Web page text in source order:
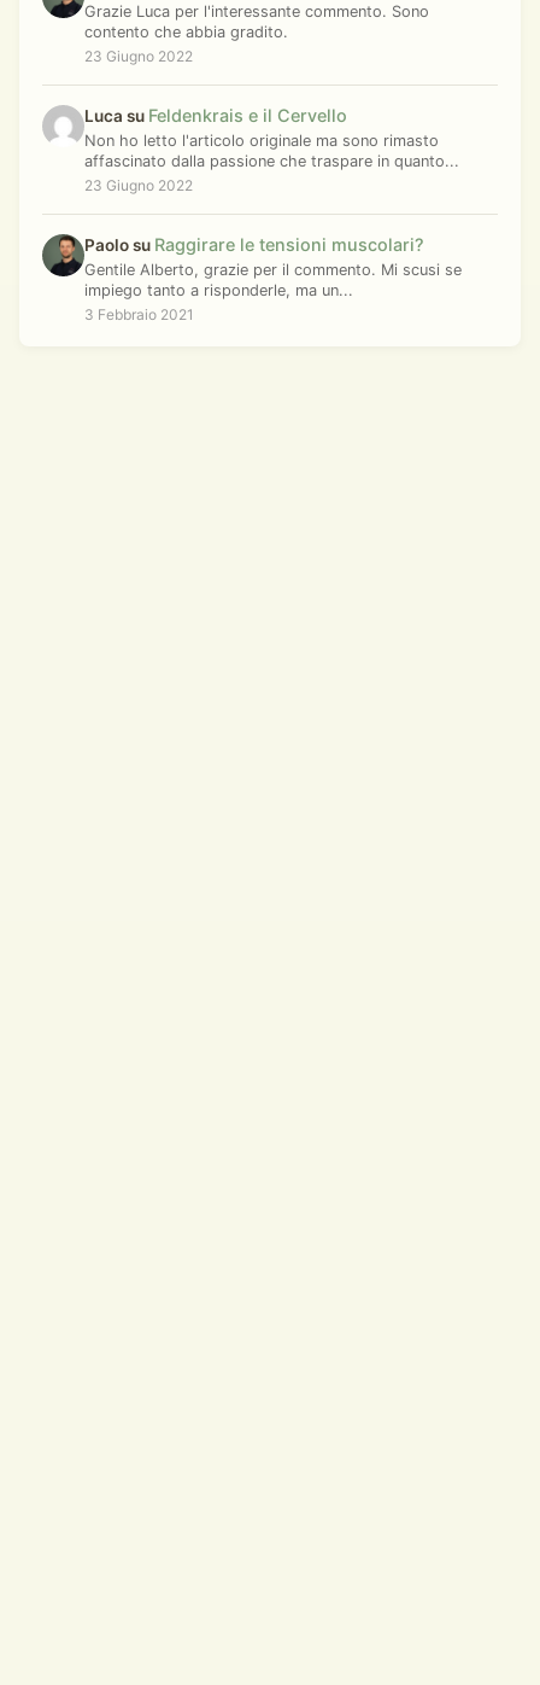
Grazie Luca per l'interessante commento. Sono
contento che abbia gradito.
23 Giugno 2022
Luca su Feldenkrais e il Cervello
Non ho letto l'articolo originale ma sono rimasto
affascinato dalla passione che traspare in quanto...
23 Giugno 2022
Paolo su Raggirare le tensioni muscolari?
Gentile Alberto, grazie per il commento. Mi scusi se
impiego tanto a risponderle, ma un...
3 Febbraio 2021